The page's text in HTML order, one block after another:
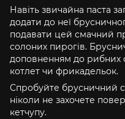
Навіть звичайна паста
додати до неї
подавати цей смачний
солоних пирогів.
доповненням до рибних
котлет чи фрикадельок.
Спробуйте брусничний
ніколи не захочете
кетчупу.